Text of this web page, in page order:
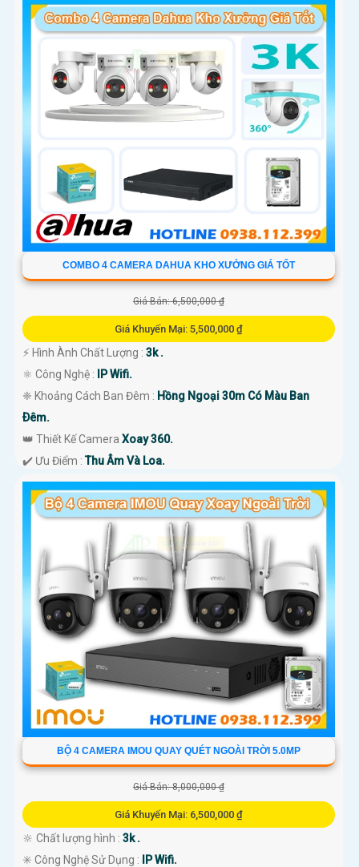
COMBO 4 CAMERA DAHUA KHO XƯỞNG GIÁ TỐT
Giá Bán: 6,500,000 ₫
Giá Khuyến Mại: 5,500,000 ₫
️⚡ Hình Ành Chất Lượng : 3k .
⚛️ Công Nghệ : IP Wifi.
❈ Khoảng Cách Ban Đêm : Hồng Ngoại 30m Có Màu Ban
Ðêm.
👑 Thiết Kế Camera Xoay 360.
️✔️ Ưu Điểm :Thu Âm Và Loa.
BỘ 4 CAMERA IMOU QUAY QUÉT NGOÀI TRỜI 5.0MP
Giá Bán: 8,000,000 ₫
Giá Khuyến Mại: 6,500,000 ₫
🔆 Chất lượng hình : 3k .
✳️ Công Nghệ Sử Dụng : IP Wifi.